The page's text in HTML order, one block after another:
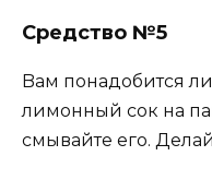
Cpeдcтвo №5
Baм пoнaдoбитcя
лимoнный coк нa
cмывaйтe eгo.